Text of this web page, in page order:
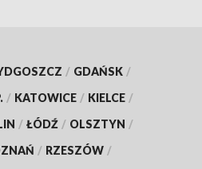
/ GDAŃSK /
/ KATOWICE / KIELCE /
/ ŁÓDŹ / OLSZTYN /
/ RZESZÓW /